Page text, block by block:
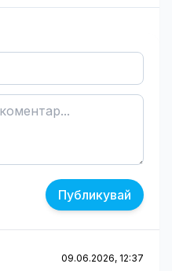
Публикувай
09.06.2026, 12:37